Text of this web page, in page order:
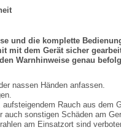
und die komplette
mit dem Gerät sicher
Warnhinweise genau
nassen Händen anfassen.
Rauch aus dem
auch sonstigen Schäden am
am Einsatzort sind